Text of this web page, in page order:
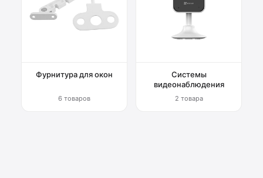
Фурнитура для окон
6 товаров
Системы
видеонаблюдения
2 товара